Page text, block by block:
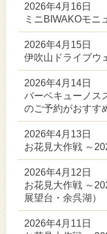
2026年4月16日
ミニBIWAKOモニ
2026年4月15日
伊吹山ドライブウ
2026年4月14日
バーベキューノス
のご予約がおすす
2026年4月13日
お花見大作戦 ～
2026年4月12日
お花見大作戦 ～
展望台・余呉湖）
2026年4月11日